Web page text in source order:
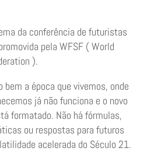
da conferência de futuristas
pela WFSF ( World
).
a época que vivemos, onde
já não funciona e o novo
formatado. Não há fórmulas,
ou respostas para futuros
acelerada do Século 21.